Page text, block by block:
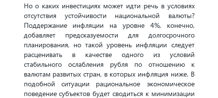
Но о каких инвестициях может идти речь в условиях
отсутствия устойчивости национальной валюты?
Поддержание инфляции на уровне 4%, конечно,
добавляет предсказуемости для долгосрочного
планирования, но такой уровень инфляции следует
расценивать в качестве одного из условий
стабильного ослабления рубля по отношению к
валютам развитых стран, в которых инфляция ниже. В
подобной ситуации рациональное экономическое
поведение субъектов будет сводиться к минимизации